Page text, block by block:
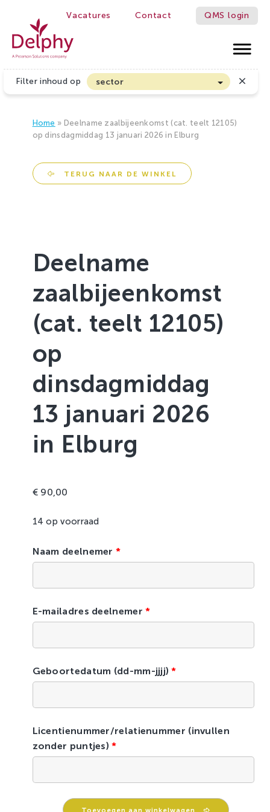
Vacatures Contact QMS login
Delphy
Filter inhoud op
sector
Biologische Land- en Tuinbouw
Bloembollen
Boomteelt en Vaste Plantenteelt
Cannabis
Sierteelt
Zachtfruit
Home » Deelname zaalbijeenkomst (cat. teelt 12105)
op dinsdagmiddag 13 januari 2026 in Elburg
TERUG NAAR DE WINKEL
Deelname
zaalbijeenkomst
(cat. teelt 12105)
op
dinsdagmiddag
13 januari 2026
in Elburg
€90,00
14 op voorraad
Naam deelnemer *
E-mailadres deelnemer *
Geboortedatum (dd-mm-jjjj) *
Licentienummer/relatienummer (invullen
zonder puntjes) *
Deelname